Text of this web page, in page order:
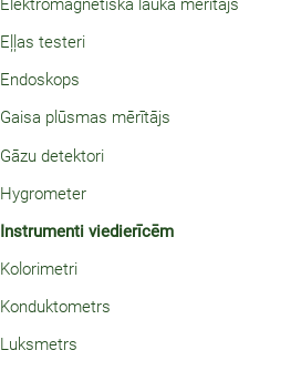
Elektromagnētiskā lauka mērītājs
Eļļas testeri
Endoskops
Gaisa plūsmas mērītājs
Gāzu detektori
Hygrometer
Instrumenti viedierīcēm
Kolorimetri
Konduktometrs
Luksmetrs